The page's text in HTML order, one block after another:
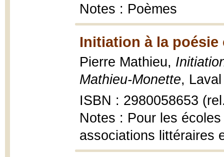
Notes : Poèmes
Initiation à la poésie
Pierre Mathieu,
Mathieu-Monette,
ISBN : 2980058653
Notes : Pour les
associations littéraires